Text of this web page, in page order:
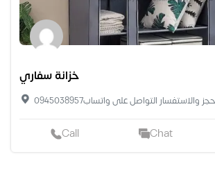
خزانة سفاري
والاستفسار التواصل على واتساب0945038957
Call Chat